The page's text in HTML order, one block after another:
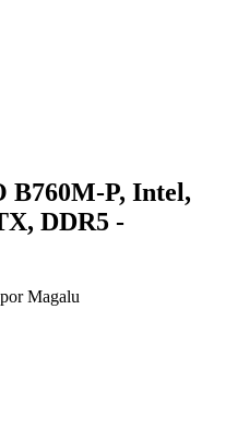
B760M-P, Intel,
DDR5 -
Magalu